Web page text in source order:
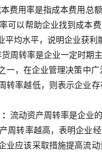
本费用率是指成本费用总
可以帮助企业找到成本
均水平，说明企业获利
货周转率是企业一定时期
一，在企业管理决策中
转率越低，则表示企业
流动资产周转率是企业
周转率越高，表明企业
业应该采取措施提高流